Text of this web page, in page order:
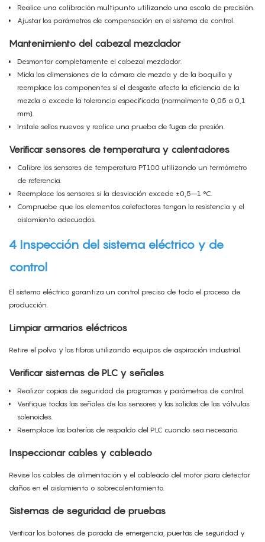
Realice una calibración multipunto utilizando una escala de precisión.
Ajustar los parámetros de compensación en el sistema de control.
Mantenimiento del cabezal mezclador
Desmontar completamente el cabezal mezclador.
Mida las dimensiones de la cámara de mezcla y de la boquilla y
reemplace los componentes si el desgaste afecta la eficiencia de la
mezcla o excede la tolerancia especificada (normalmente 0,05 a 0,1
mm).
Instale sellos nuevos y realice una prueba de fugas de presión.
Verificar sensores de temperatura y calentadores
Calibre los sensores de temperatura PT100 utilizando un termómetro
de referencia.
Reemplace los sensores si la desviación excede ±0,5–1 °C.
Compruebe que los elementos calefactores tengan la resistencia y el
aislamiento adecuados.
4 Inspección del sistema eléctrico y de
control
El sistema eléctrico garantiza un control preciso de todo el proceso de
producción.
Limpiar armarios eléctricos
Retire el polvo y las fibras utilizando equipos de aspiración industrial.
Verificar sistemas de PLC y señales
Realizar copias de seguridad de programas y parámetros de control.
Verifique todas las señales de los sensores y las salidas de las válvulas
solenoides.
Reemplace las baterías de respaldo del PLC cuando sea necesario.
Inspeccionar cables y cableado
Revise los cables de alimentación y el cableado del motor para detectar
daños en el aislamiento o sobrecalentamiento.
Sistemas de seguridad de pruebas
Verificar los botones de parada de emergencia, puertas de seguridad y